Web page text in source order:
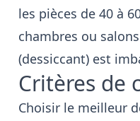
les pièces de 40 à
chambres ou
(dessiccant) est
Critères de
Choisir le meilleur